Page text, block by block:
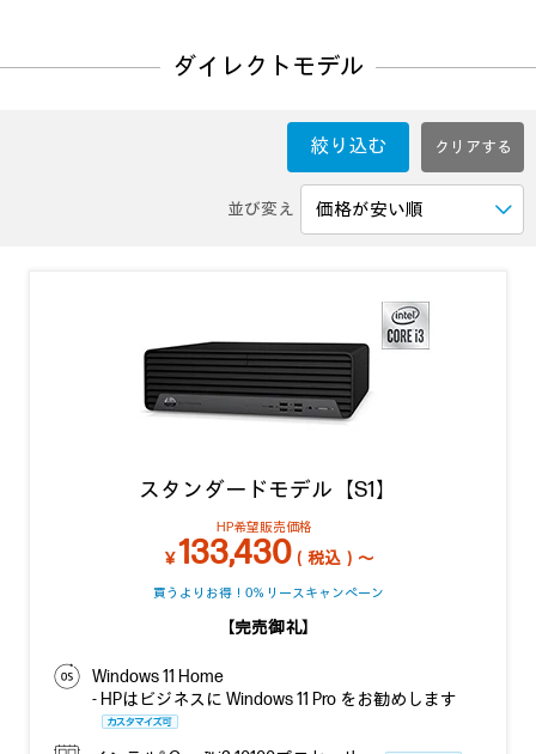
ダイレクトモデル
絞り込む
並び変え
スタンダードモデル【S1】
HP希望販売価格
￥133,430（税込）～
買うよりお得！0％リースキャンペーン
【完売御礼】
Windows 11 Home
- HPはビジネスに Windows 11 Pro をお勧めします